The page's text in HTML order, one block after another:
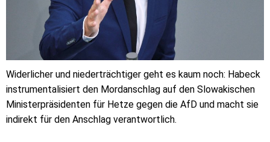
Widerlicher und niederträchtiger geht es kaum noch: Habeck
instrumentalisiert den Mordanschlag auf den Slowakischen
Ministerpräsidenten für Hetze gegen die AfD und macht sie
indirekt für den Anschlag verantwortlich.